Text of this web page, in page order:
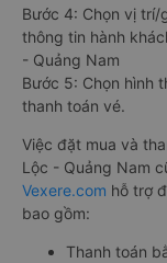
Bước 4: Chọn vị trí/
thông tin hành
- Quảng Nam
Bước 5: Chọn hình
thanh toán vé.
Việc đặt mua và
Lộc - Quảng Nam
Vexere.com hỗ trợ
bao gồm:
Thanh toán